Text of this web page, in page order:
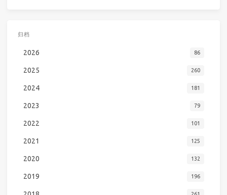
归档
2026 86
2025 260
2024 181
2023 79
2022 101
2021 125
2020 132
2019 196